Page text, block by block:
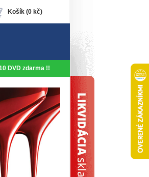
Košík (0 kč)
DVD zdarma !!